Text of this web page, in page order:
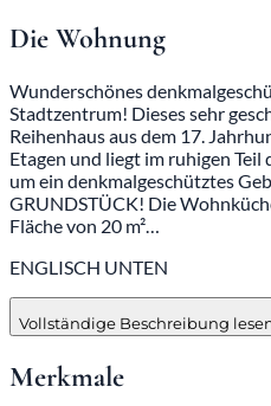
Die Wohnung
Wunderschönes
Stadtzentrum! Dieses sehr
Reihenhaus aus dem 17.
Etagen und liegt im ruhigen
um ein denkmalgeschütztes
GRUNDSTÜCK! Die
Fläche von 20 m²…
ENGLISCH UNTEN
Vollständige Beschreibung
Merkmale